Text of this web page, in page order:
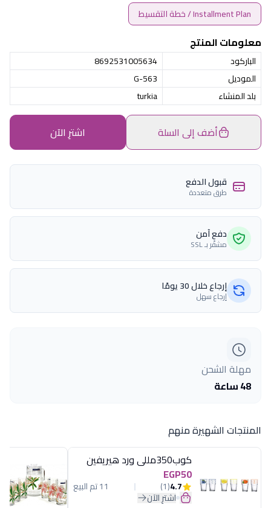
Installment Plan / خطة التقسيط
معلومات المنتج
الباركود
8692531005634
الموديل
G-563
بلد المنشاء
turkia
أضف إلى السلة اشترِ الآن
قبول الدفع
طرق متعددة
دفع آمن
مشفّر بـ SSL
إرجاع خلال 30 يومًا
إرجاع سهل
مهلة الشحن
48 ساعة
المنتجات الشهيرة منهم
كوب350مللى ورد هيريفين
EGP50
4.7
(1) 11 تم البيع
اشترِ الآن